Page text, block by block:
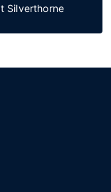
Silverthorne